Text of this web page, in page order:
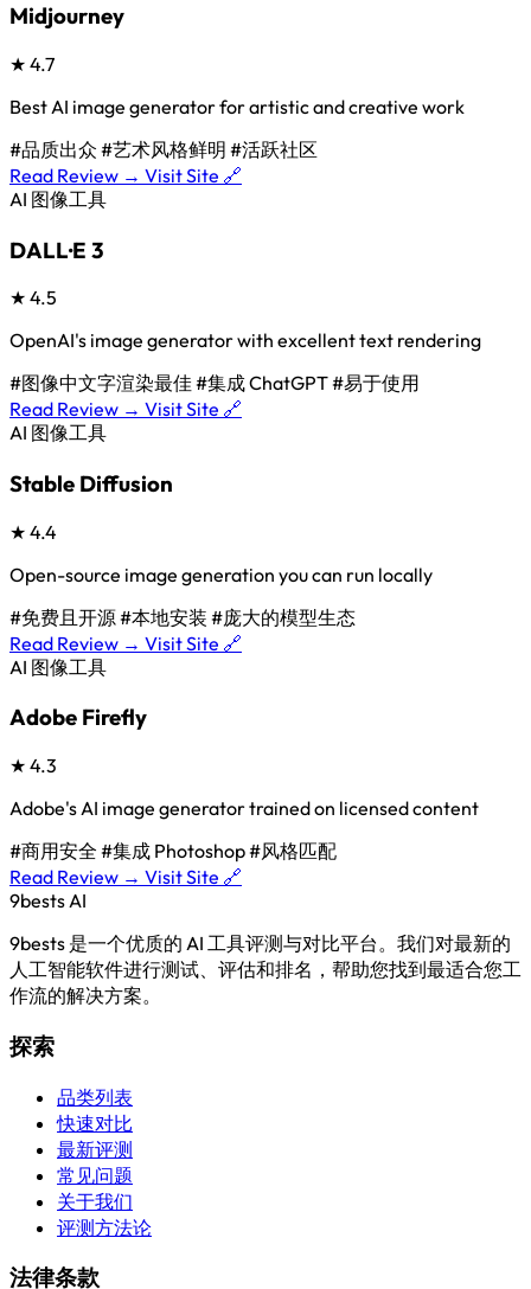
Midjourney
★ 4.7
Best AI image generator for artistic and creative work
#品质出众 #艺术风格鲜明 #活跃社区
Read Review → Visit Site 🔗
AI 图像工具
DALL·E 3
★ 4.5
OpenAI's image generator with excellent text rendering
#图像中文字渲染最佳#集成 ChatGPT#易于使用
Read Review → Visit Site 🔗
AI 图像工具
Stable Diffusion
★ 4.4
Open-source image generation you can run locally
#免费且开源#本地安装 #庞大的模型生态
Read Review → Visit Site 🔗
AI 图像工具
Adobe Firefly
★ 4.3
Adobe's AI image generator trained on licensed content
#商用安全 #集成 Photoshop#风格匹配
Read Review → Visit Site 🔗
9bestsAI
9bests 是一个优质的 AI 工具评测与对比平台。我们对最新的
人工智能软件进行测试、评估和排名，帮助您找到最适合您工
作流的解决方案。
探索
品类列表
快速对比
最新评测
常见问题
关于我们
评测方法论
法律条款